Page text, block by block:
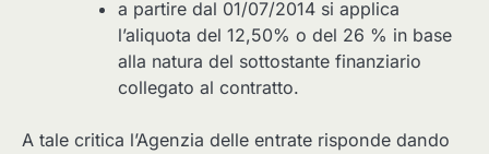
a partire dal 01/07/2014 si applica
l’aliquota del 12,50% o del 26 % in base
alla natura del sottostante finanziario
collegato al contratto.
A tale critica l’Agenzia delle entrate risponde dando